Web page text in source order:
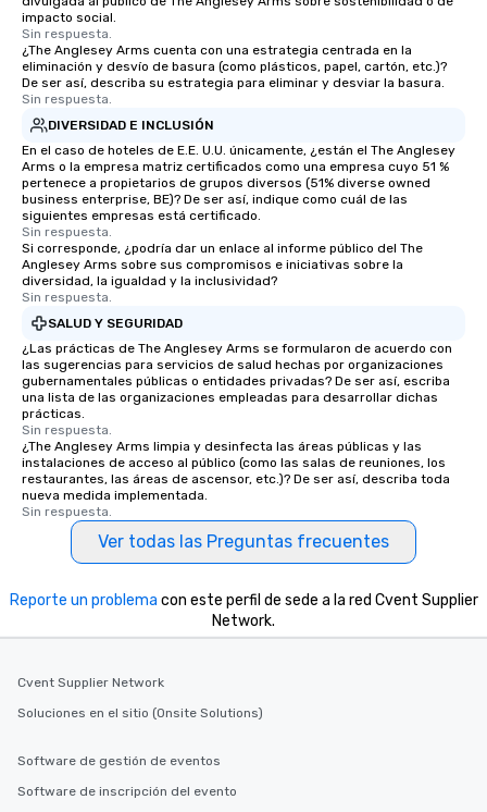
impacto social.
Sin respuesta.
¿The Anglesey Arms cuenta con una estrategia centrada en la
eliminación y desvío de basura (como plásticos, papel, cartón, etc.)?
De ser así, describa su estrategia para eliminar y desviar la basura.
Sin respuesta.
DIVERSIDAD E INCLUSIÓN
En el caso de hoteles de E.E. U.U. únicamente, ¿están el The Anglesey
Arms o la empresa matriz certificados como una empresa cuyo 51 %
pertenece a propietarios de grupos diversos (51% diverse owned
business enterprise, BE)? De ser así, indique como cuál de las
siguientes empresas está certificado.
Sin respuesta.
Si corresponde, ¿podría dar un enlace al informe público del The
Anglesey Arms sobre sus compromisos e iniciativas sobre la
diversidad, la igualdad y la inclusividad?
Sin respuesta.
SALUD Y SEGURIDAD
¿Las prácticas de The Anglesey Arms se formularon de acuerdo con
las sugerencias para servicios de salud hechas por organizaciones
gubernamentales públicas o entidades privadas? De ser así, escriba
una lista de las organizaciones empleadas para desarrollar dichas
prácticas.
Sin respuesta.
¿The Anglesey Arms limpia y desinfecta las áreas públicas y las
instalaciones de acceso al público (como las salas de reuniones, los
restaurantes, las áreas de ascensor, etc.)? De ser así, describa toda
nueva medida implementada.
Sin respuesta.
Ver todas las Preguntas frecuentes
Reporte un problema con este perfil de sede a la red Cvent Supplier
Network.
Cvent Supplier Network
Soluciones en el sitio (Onsite Solutions)
Software de gestión de eventos
Software de inscripción del evento